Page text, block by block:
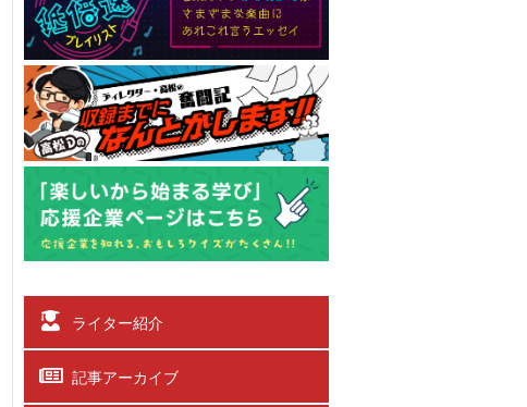
ライター紹介
記事アーカイブ